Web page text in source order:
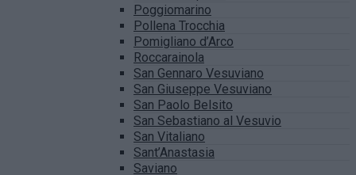
Poggiomarino
Pollena Trocchia
Pomigliano d’Arco
Roccarainola
San Gennaro Vesuviano
San Giuseppe Vesuviano
San Paolo Belsito
San Sebastiano al Vesuvio
San Vitaliano
Sant’Anastasia
Saviano